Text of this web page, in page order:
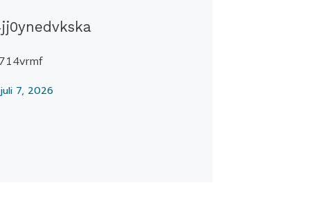
juli 7, 2026